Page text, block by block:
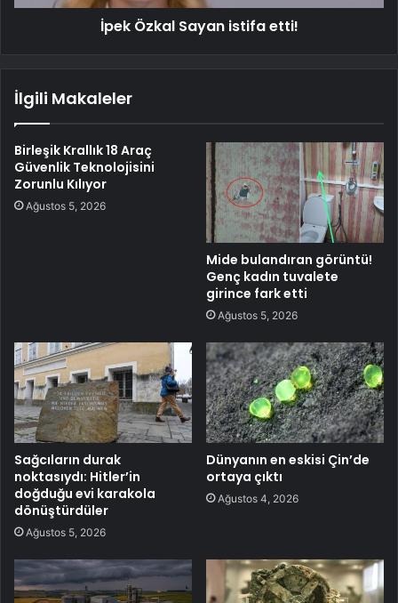
İpek Özkal Sayan istifa etti!
İlgili Makaleler
Birleşik Krallık 18 Araç
Güvenlik Teknolojisini
Zorunlu Kılıyor
Ağustos 5, 2026
Mide bulandıran görüntü!
Genç kadın tuvalete
girince fark etti
Ağustos 5, 2026
Sağcıların durak
noktasıydı: Hitler’in
doğduğu evi karakola
dönüştürdüler
Ağustos 5, 2026
Dünyanın en eskisi Çin’de
ortaya çıktı
Ağustos 4, 2026